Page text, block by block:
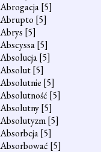
Abrogacja[5]
Abrupto [5]
Abrys [5]
Abscyssa[5]
Absolucja[5]
Absolut[5]
Absolutnie [5]
Absolutność [5]
Absolutny[5]
Absolutyzm[5]
Absorbcja[5]
Absorbować [5]